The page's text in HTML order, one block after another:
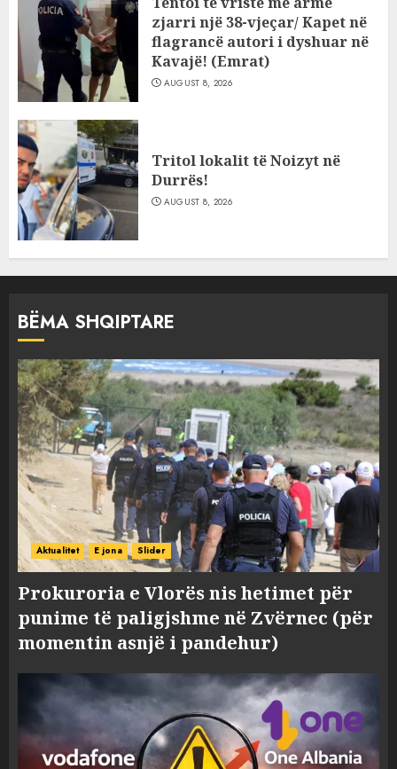
zjarri një 38-vjeçar/ Kapet në
flagrancë autori i dyshuar në
Kavajë! (Emrat)
AUGUST 8, 2026
Tritol lokalit të Noizyt në
Durrës!
AUGUST 8, 2026
BËMA SHQIPTARE
Aktualitet E jona Slider
Prokuroria e Vlorës nis hetimet për
punime të paligjshme në Zvërnec (për
momentin asnjë i pandehur)